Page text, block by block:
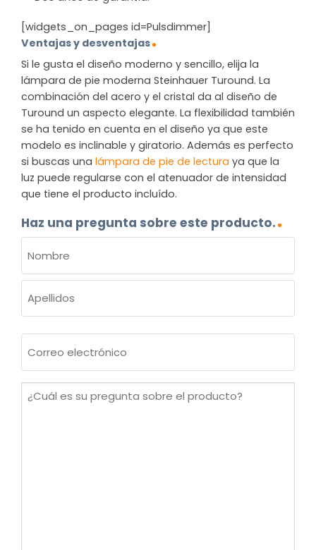
[widgets_on_pages id=Pulsdimmer]
Ventajas y desventajas
Si le gusta el diseño moderno y sencillo, elija la
lámpara de pie moderna Steinhauer Turound. La
combinación del acero y el cristal da al diseño de
Turound un aspecto elegante. La flexibilidad también
se ha tenido en cuenta en el diseño ya que este
modelo es inclinable y giratorio. Además es perfecto
si buscas una lámpara de pie de lectura ya que la
luz puede regularse con el atenuador de intensidad
que tiene el producto incluído.
Haz una pregunta sobre este producto.
(OBLIGATORIO)
Nombre
electrónico
¿Cuál